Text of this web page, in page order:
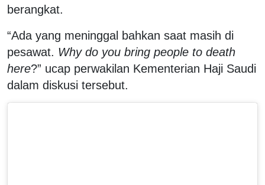
berangkat.
“Ada yang meninggal bahkan saat masih di
pesawat. Why do you bring people to death
here?” ucap perwakilan Kementerian Haji Saudi
dalam diskusi tersebut.